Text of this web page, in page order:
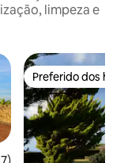
limpeza e
Preferido dos
Preferido dos